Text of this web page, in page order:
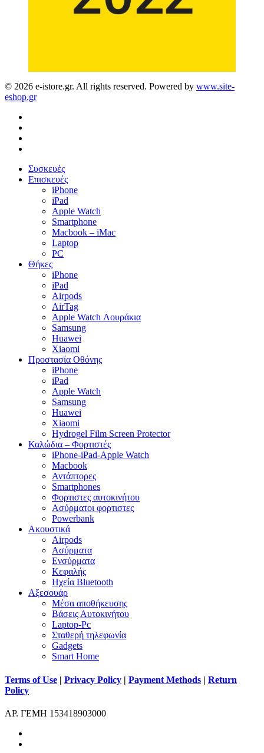
© 2026 e-istore.gr. All rights reserved. Powered by www.site-
eshop.gr
Close
Menu
Συσκευές
Επισκευές
iPhone
iPad
Apple Watch
Smartphone
Macbook – iMac
Laptop
PC
Θήκες
iPhone
iPad
Airpods
AirTag
Apple Watch Λουράκια
Samsung
Huawei
Xiaomi
Προστασία Οθόνης
iPhone
iPad
Apple Watch
Samsung
Huawei
Xiaomi
Hydrogel Film Screen Protector
Καλώδια – Φορτιστές
iPhone-iPad-Apple Watch
Macbook
Αντάπτορες
Smartphones
Φορτιστες αυτοκινήτου
Ασύρματοι φορτιστες
Powerbank
Ακουστικά
Airpods
Ασύρματα
Ενσύρματα
Κεφαλής
Ηχεία Bluetooth
Αξεσουάρ
Μέσα αποθήκευσης
Βάσεις Αυτοκινήτου
Laptop-Pc
Σταθερή τηλεφωνία
Gadgets
Smart Home
Terms of Use | Privacy Policy | Payment Methods | Return
Policy
ΑΡ. ΓΕΜΗ 153418903000